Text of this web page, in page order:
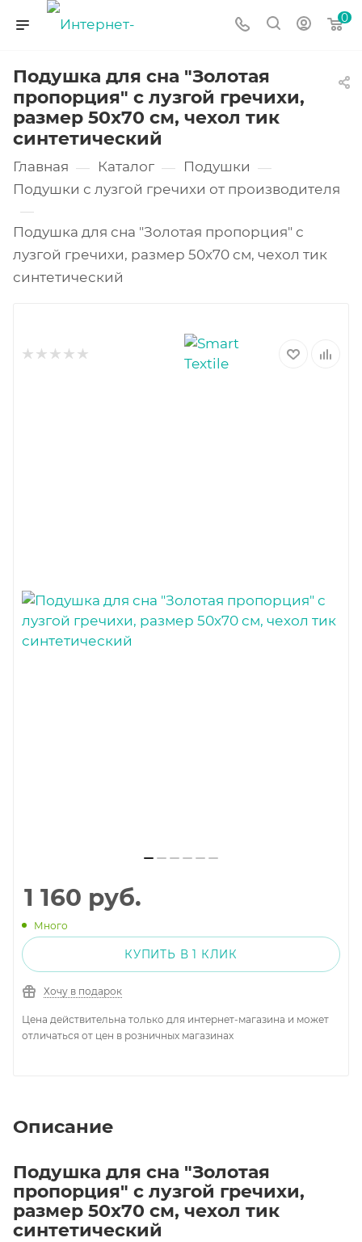
0
Подушка для сна "Золотая
пропорция" с лузгой гречихи,
размер 50х70 см, чехол тик
синтетический
Главная — Каталог — Подушки —
Подушки с лузгой гречихи от производителя
—
Подушка для сна "Золотая пропорция" с
лузгой гречихи, размер 50х70 см, чехол тик
синтетический
1 160 руб.
Много
КУПИТЬ В 1 КЛИК
Хочу в подарок
Цена действительна только для интернет-магазина и может
отличаться от цен в розничных магазинах
Описание
Подушка для сна "Золотая
пропорция" с лузгой гречихи,
размер 50х70 см, чехол тик
синтетический